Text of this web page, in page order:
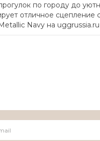
по городу до
отличное сцепление
Navy на